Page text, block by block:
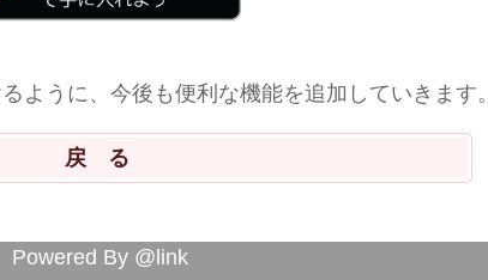
ように、今後も便利な機能を追加していきます。
Powered By @link